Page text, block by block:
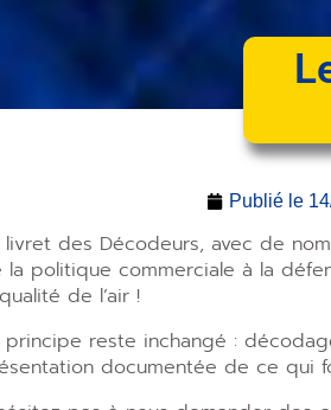
Publié le
livret des Décodeurs, avec de
la politique commerciale à la
de l’air !
principe reste inchangé :
documentée de ce qui